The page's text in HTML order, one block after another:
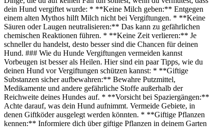
dein Hund vergiftet wurde: * **Keine Milch geben:** Entgegen
einem alten Mythos hilft Milch nicht bei Vergiftungen. * **Keine
Säuren oder Laugen neutralisieren:** Das kann zu gefährlichen
chemischen Reaktionen führen. * **Keine Zeit verlieren:** Je
schneller du handelst, desto besser sind die Chancen für deinen
Hund. ### Wie du Hunde Vergiftungen vermeiden kannst
Vorbeugen ist besser als Heilen. Hier sind ein paar Tipps, wie du
deinen Hund vor Vergiftungen schützen kannst: * **Giftige
Substanzen sicher aufbewahren:** Bewahre Putzmittel,
Medikamente und andere gefährliche Stoffe außerhalb der
Reichweite deines Hundes auf. * **Vorsicht bei Spaziergängen:**
Achte darauf, was dein Hund aufnimmt. Vermeide Gebiete, in
denen Giftköder ausgelegt werden könnten. * **Giftige Pflanzen
kennen:** Informiere dich über giftige Pflanzen in deinem Garten